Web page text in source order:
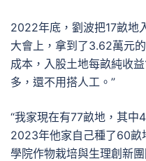
2022年底，劉波把17畝地
大會上，拿到了3.62萬元
成本，入股土地每畝純收
多，還不用搭人工。”
“我家現在有77畝地，其中
2023年他家自己種了60畝
學院作物栽培與生理創新